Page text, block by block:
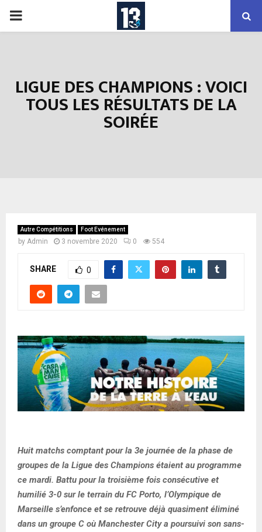
PRIMARY
LIGUE DES CHAMPIONS : VOICI
TOUS LES RÉSULTATS DE LA
SOIRÉE
Autre Compétitions Foot Evénement
by Admin 3 novembre 2020 0 554
SHARE 0
Huit matchs comptant pour la 3e journée de la phase de
groupes de la Ligue des Champions étaient au programme
ce mardi. Battu pour la troisième fois consécutive et
humilié 3-0 sur le terrain du FC Porto, l’Olympique de
Marseille s’enfonce et se retrouve déjà quasiment éliminé
dans un groupe C où Manchester City a poursuivi son sans-